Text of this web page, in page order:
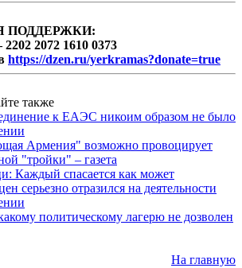
ПОДДЕРЖКИ:
2072 1610 0373
https://dzen.ru/yerkramas?donate=true
также
к ЕАЭС никоим образом не было
Армения" возможно провоцирует
"тройки" – газета
Каждый спасается как может
серьезно отразился на деятельности
политическому лагерю не дозволен
На главную